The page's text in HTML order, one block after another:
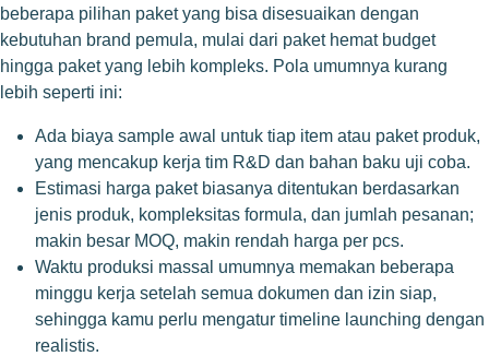
beberapa pilihan paket yang bisa disesuaikan dengan
kebutuhan brand pemula, mulai dari paket hemat budget
hingga paket yang lebih kompleks. Pola umumnya kurang
lebih seperti ini:
Ada biaya sample awal untuk tiap item atau paket produk,
yang mencakup kerja tim R&D dan bahan baku uji coba.
Estimasi harga paket biasanya ditentukan berdasarkan
jenis produk, kompleksitas formula, dan jumlah pesanan;
makin besar MOQ, makin rendah harga per pcs.
Waktu produksi massal umumnya memakan beberapa
minggu kerja setelah semua dokumen dan izin siap,
sehingga kamu perlu mengatur timeline launching dengan
realistis.